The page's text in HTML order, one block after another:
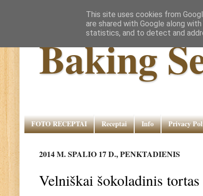
Baking
FOTO RECEPTAI Receptai Info Privacy
2014 M. SPALIO 17 D., PENKTADIENIS
Velniškai šokoladinis
This site uses cookies from
are shared with Google along
statistics, and to detect and